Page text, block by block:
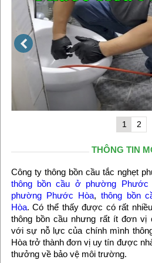
1 2
THÔNG TIN
Công ty thông bồn cầu tắc nghẹt
thông bồn cầu ở phường Phước
phường Phước Hòa, thông bồn
Hòa. Có thể thấy được có rất
thông bồn cầu nhưng rất ít đơn vị
với sự nỗ lực của chính mình
Hòa trở thành đơn vị uy tín được
thưởng về bảo vệ môi trường.